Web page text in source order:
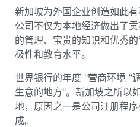
新加坡为外国企业创造如此
公司不仅为本地经济做出了
的管理、宝贵的知识和优秀
极性和教育水平。
世界银行的年度 "营商环境 "
生意的地方"。新加坡之所以
地，原因之一是公司注册程
成。